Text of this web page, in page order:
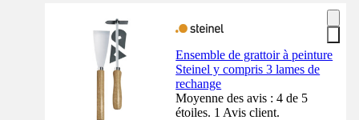
Ensemble de grattoir à peinture
Steinel y compris 3 lames de
rechange
Moyenne des avis : 4 de 5
étoiles. 1 Avis client.